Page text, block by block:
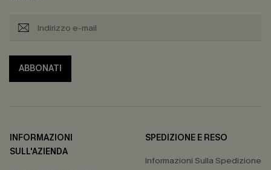
ABBONATI
INFORMAZIONI
SULL'AZIENDA
SPEDIZIONE E RESO
Informazioni Sulla Spedizione